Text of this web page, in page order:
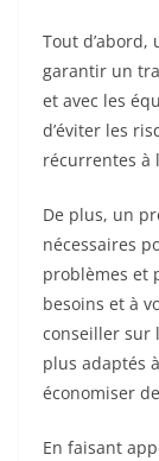
Tout
garantir un
et avec les
d’éviter les
récurrentes à
De plus, un
nécessaires
problèmes et
besoins et à
conseiller sur
plus adaptés
économiser
En faisant